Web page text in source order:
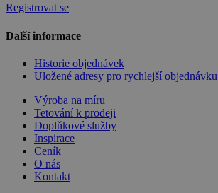
Registrovat se
Další informace
Historie objednávek
Uložené adresy pro rychlejší objednávku
Výroba na míru
Tetování k prodeji
Doplňkové služby
Inspirace
Ceník
O nás
Kontakt